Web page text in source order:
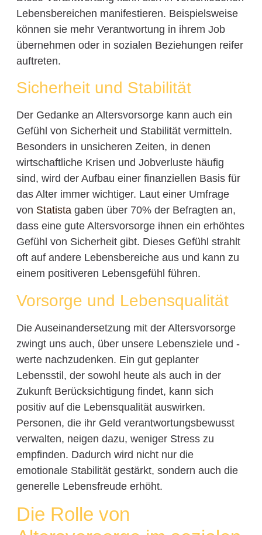
Lebensbereichen manifestieren. Beispielsweise
können sie mehr Verantwortung in ihrem Job
übernehmen oder in sozialen Beziehungen reifer
auftreten.
Sicherheit und Stabilität
Der Gedanke an Altersvorsorge kann auch ein
Gefühl von Sicherheit und Stabilität vermitteln.
Besonders in unsicheren Zeiten, in denen
wirtschaftliche Krisen und Jobverluste häufig
sind, wird der Aufbau einer finanziellen Basis für
das Alter immer wichtiger. Laut einer Umfrage
von Statistagaben über 70% der Befragten an,
dass eine gute Altersvorsorge ihnen ein erhöhtes
Gefühl von Sicherheit gibt. Dieses Gefühl strahlt
oft auf andere Lebensbereiche aus und kann zu
einem positiveren Lebensgefühl führen.
Vorsorge und Lebensqualität
Die Auseinandersetzung mit der Altersvorsorge
zwingt uns auch, über unsere Lebensziele und -
werte nachzudenken. Ein gut geplanter
Lebensstil, der sowohl heute als auch in der
Zukunft Berücksichtigung findet, kann sich
positiv auf die Lebensqualität auswirken.
Personen, die ihr Geld verantwortungsbewusst
verwalten, neigen dazu, weniger Stress zu
empfinden. Dadurch wird nicht nur die
emotionale Stabilität gestärkt, sondern auch die
generelle Lebensfreude erhöht.
Die Rolle von